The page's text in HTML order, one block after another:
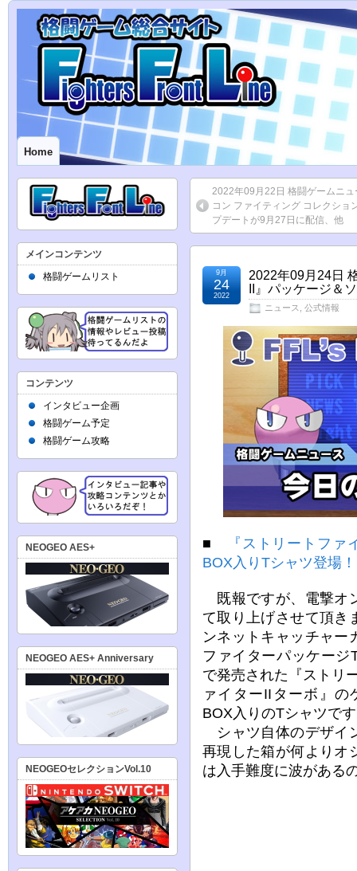
Home
2022年09月22日 格闘ゲームニ
コン ファイティング コレクショ
プデートが9月27日に配信、他
2022年09月24日
II』パッケージ＆
ニュース 公式情報
9月
24
2022
■
『ストリートフ
BOX入りTシャツ登場
既報ですが、電撃オ
て取り上げさせて頂き
ンネットキャッチャー
ファイターパッケー
で発売された『ストリ
ァイターIIターボ』
BOX入りのTシャツで
シャツ自体のデザイ
再現した箱が何よりオ
は入手難度に波がある
メインコンテンツ
格闘ゲームリスト
コンテンツ
インタビュー企画
格闘ゲーム予定
格闘ゲーム攻略
NEOGEO AES+
NEOGEO AES+ Anniversary
NEOGEOセレクションVol.10